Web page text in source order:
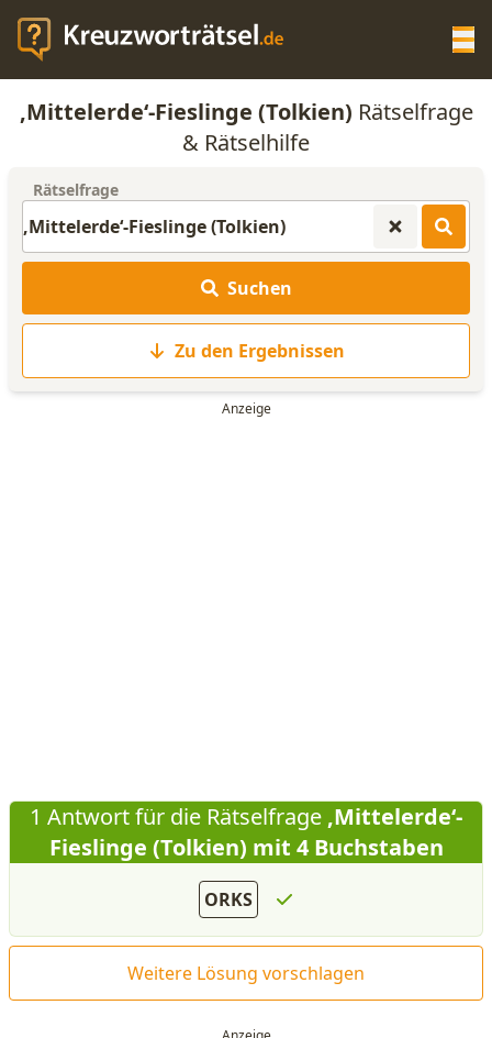
KREUZWORTRÄTSEL-HILFE
ANAGRAMM-GENERATOR
WORTLISTE
‚Mittelerde‘-Fieslinge (Tolkien) Rätselfrage
& Rätselhilfe
Rätselfrage
Suchen
Zu den Ergebnissen
1 Antwort für die Rätselfrage ‚Mittelerde‘-
Fieslinge (Tolkien) mit 4 Buchstaben
ORKS
Weitere Lösung vorschlagen